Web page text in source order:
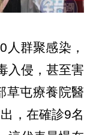
群聚感染，
入侵，甚至害
草屯療養院醫
，在確診9名